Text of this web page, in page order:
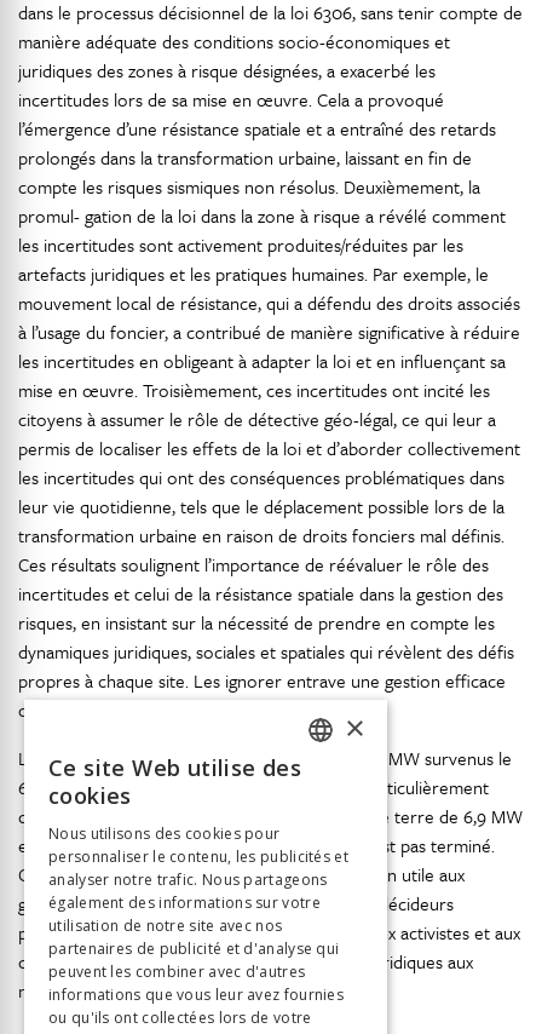
dans le processus décisionnel de la loi 6306, sans tenir compte de
manière adéquate des conditions socio-économiques et
juridiques des zones à risque désignées, a exacerbé les
incertitudes lors de sa mise en œuvre. Cela a provoqué
l’émergence d’une résistance spatiale et a entraîné des retards
prolongés dans la transformation urbaine, laissant en fin de
compte les risques sismiques non résolus. Deuxièmement, la
promul- gation de la loi dans la zone à risque a révélé comment
les incertitudes sont activement produites/réduites par les
artefacts juridiques et les pratiques humaines. Par exemple, le
mouvement local de résistance, qui a défendu des droits associés
à l’usage du foncier, a contribué de manière significative à réduire
les incertitudes en obligeant à adapter la loi et en influençant sa
mise en œuvre. Troisièmement, ces incertitudes ont incité les
citoyens à assumer le rôle de détective géo-légal, ce qui leur a
permis de localiser les effets de la loi et d’aborder collectivement
les incertitudes qui ont des conséquences problématiques dans
leur vie quotidienne, tels que le déplacement possible lors de la
transformation urbaine en raison de droits fonciers mal définis.
Ces résultats soulignent l’importance de réévaluer le rôle des
incertitudes et celui de la résistance spatiale dans la gestion des
risques, en insistant sur la nécessité de prendre en compte les
dynamiques juridiques, sociales et spatiales qui révèlent des défis
propres à chaque site. Les ignorer entrave une gestion efficace
des risques.
Les récents tremblements de terre de 7,6 et 7,7 MW survenus le
6 février 2023 à Kahramanmaras qui ont été particulièrement
destructeurs, de même que le tremble- ment de terre de 6,9 MW
en 2020 à ?zmir montrent bien que le débat n’est pas terminé.
Cette thèse fournit alors un retour d’information utile aux
gestionnaires des risques et aux praticiens, aux décideurs
politiques, aux citoyens, aux membres d’ONG, aux activistes et aux
chercheurs engagés dans les approches sociojuridiques aux
niveaux local, national et international.
ITALIAN
×
Ce site Web utilise des
cookies
Nous utilisons des cookies pour
personnaliser le contenu, les publicités et
analyser notre trafic. Nous partageons
également des informations sur votre
utilisation de notre site avec nos
partenaires de publicité et d'analyse qui
peuvent les combiner avec d'autres
informations que vous leur avez fournies
ou qu'ils ont collectées lors de votre